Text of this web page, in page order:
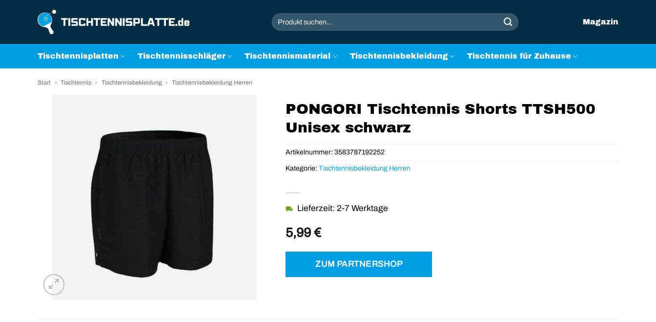
Suchen
nach:
Magazin
Tischtennisplatten Tischtennisschläger Tischtennismaterial Tischtennisbekleidung Tischtennis für Zuhause
Start » Tischtennis » Tischtennisbekleidung » Tischtennisbekleidung Herren
PONGORI Tischtennis Shorts TTSH500
Unisex schwarz
5,99€
Lieferzeit: 2-7 Werktage
ZUM PARTNERSHOP
Artikelnummer:3583787192252
Kategorie:Tischtennisbekleidung Herren